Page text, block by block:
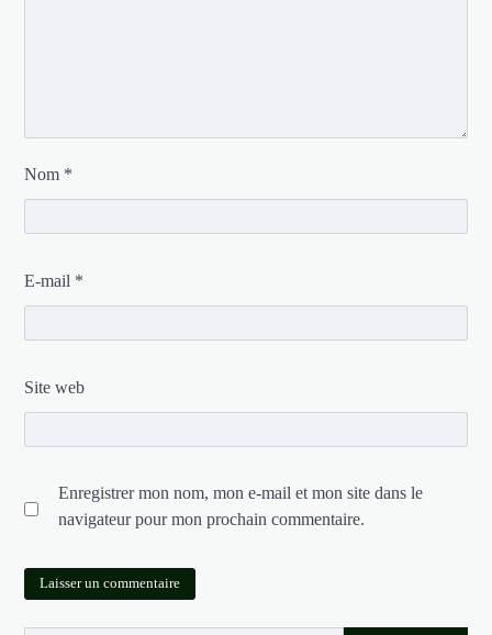
Nom *
E-mail *
Site web
Enregistrer mon nom, mon e-mail et mon site dans le
navigateur pour mon prochain commentaire.